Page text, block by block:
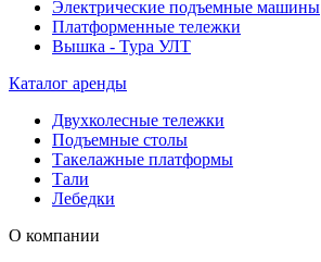
Электрические подъемные машины
Платформенные тележки
Вышка - Тура УЛТ
Каталог аренды
Двухколесные тележки
Подъемные столы
Такелажные платформы
Тали
Лебедки
О компании